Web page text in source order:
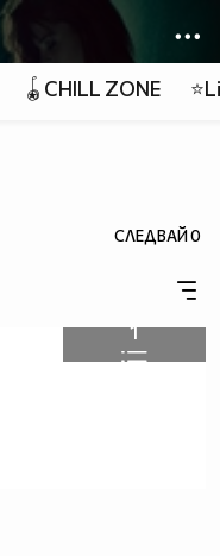
🪀CHILL ZONE
СЛЕДВАЙ0
1